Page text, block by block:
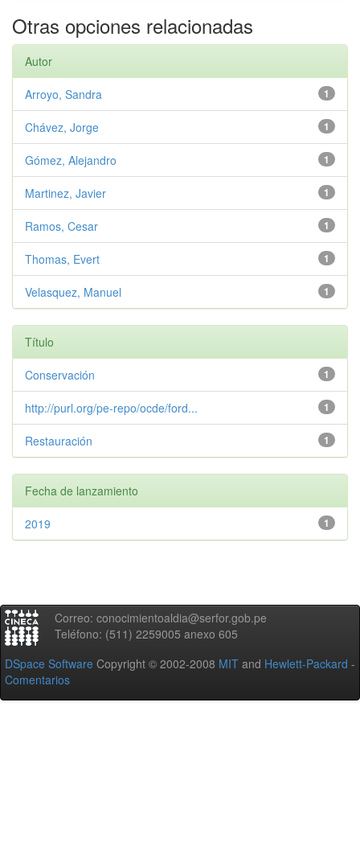
Otras opciones relacionadas
Autor
1
Arroyo, Sandra
1
Chávez, Jorge
1
Gómez, Alejandro
1
Martinez, Javier
1
Ramos, Cesar
1
Thomas, Evert
1
Velasquez, Manuel
Título
1
Conservación
1
http://purl.org/pe-repo/ocde/ford...
1
Restauración
Fecha de lanzamiento
1
2019
Correo: conocimientoaldia@serfor.gob.pe
Teléfono: (511) 2259005 anexo 605
DSpace Software Copyright © 2002-2008 MIT and Hewlett-Packard -
Comentarios